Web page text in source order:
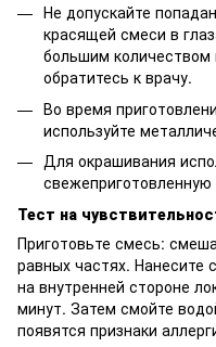
Не допускайте
красящей смеси в
большим
обратитесь к врачу.
Во время
используйте
Для окрашивания
Тест на
Приготовьте смесь:
равных частях. Нанесите
на внутренней стороне
минут. Затем смойте
появятся признаки